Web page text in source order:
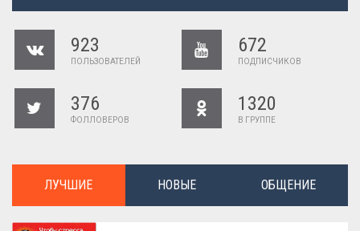
923
ПОЛЬЗОВАТЕЛЕЙ
672
ПОДПИСЧИКОВ
376
ФОЛЛОВЕРОВ
1320
В ГРУППЕ
ЛУЧШИЕ НОВЫЕ ОБЩЕНИЕ